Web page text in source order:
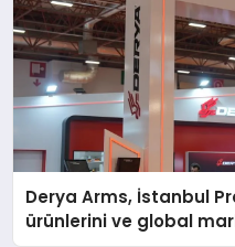
Derya Arms, İstanbul
ürünlerini ve global